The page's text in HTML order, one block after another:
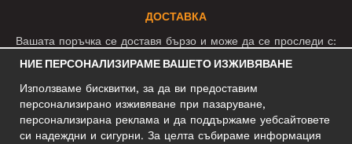
ДОСТАВКА
Вашата поръчка се доставя бързо и може да се проследи с:
СОЦИАЛНИ МРЕЖИ
НИЕ ПЕРСОНАЛИЗИРАМЕ ВАШЕТО ИЗЖИВЯВАНЕ
Използваме бисквитки, за да ви предоставим
персонализирано изживяване при пазаруване,
персонализирана реклама и да поддържаме уебсайтовете
си надеждни и сигурни. За целта събираме информация